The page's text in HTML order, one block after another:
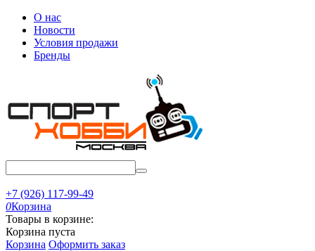
О нас
Новости
Условия продажи
Бренды
+7 (926) 117-99-49
0Корзина
Товары в корзине:
Корзина пуста
Корзина Оформить заказ